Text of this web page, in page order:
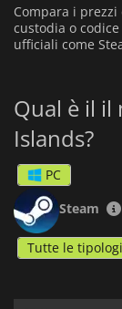
Compara i prezzi
custodia o
ufficiali come
Qual è il il
Islands?
PC
Steam
Tutte le